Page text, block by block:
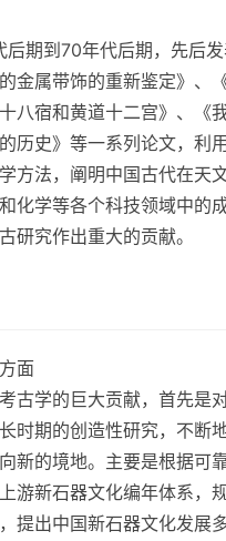
期到70年代后期，先后发
金属带饰的重新鉴定》、
八宿和黄道十二宫》、《
历史》等一系列论文，利
方法，阐明中国古代在天
化学等各个科技领域中的
研究作出重大的贡献。
面
古学的巨大贡献，首先是
时期的创造性研究，不断
新的境地。主要是根据可
游新石器文化编年体系，
提出中国新石器文化发展多